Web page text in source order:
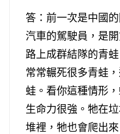
答：前一次是中國
汽車的駕駛員，是
路上成群結隊的青
常常輾死很多青蛙
蛙。看你這種情形
生命力很強。牠在
堆裡，牠也會爬出